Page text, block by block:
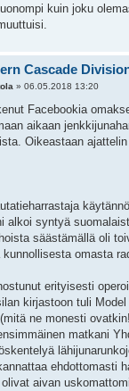
kuin joku
Cascade
» 06.05.2018 13:20
Facebookia
aikaan
Oikeastaan
alkoi syntyä
säästämällä oli
omasta
erityisesti
kirjastoon tuli
ne monesti
matkani
ehdottomasti
aivan